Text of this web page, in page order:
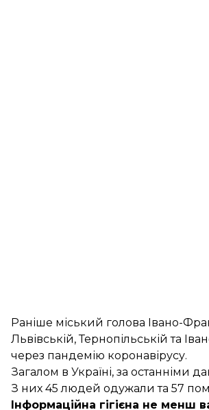
Раніше міський голова Івано-
Львівській, Тернопільській та
через пандемію коронавірусу.
Загалом в Україні, за останніми
З них 45 людей одужали та 57
Інформаційна гігієна не менш